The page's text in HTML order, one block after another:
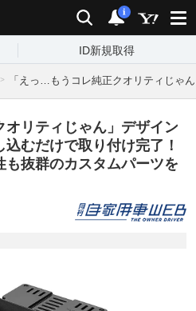
検索 通知
i
ID新規取得
「えっ…もうコレ純正クオリティじゃ
オリティじゃん」デザイン
むだけで取り付け完了！
抜群のカスタムパーツを